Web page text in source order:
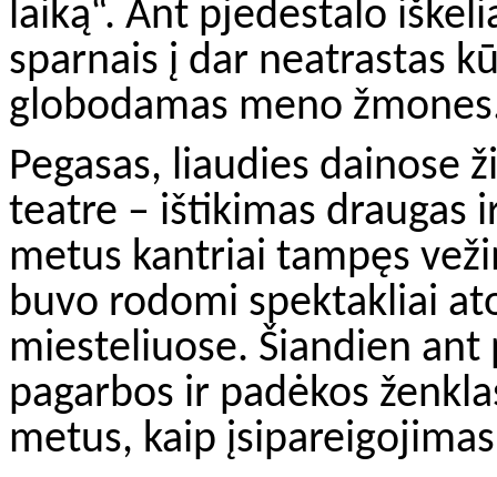
laiką“. Ant pjedestalo
sparnais į dar neatrastas
globodamas meno
Pegasas, liaudies dainose
teatre – ištikimas draugas
metus kantriai tampęs
buvo rodomi spektakliai
miesteliuose. Šiandien
pagarbos ir padėkos
metus, kaip